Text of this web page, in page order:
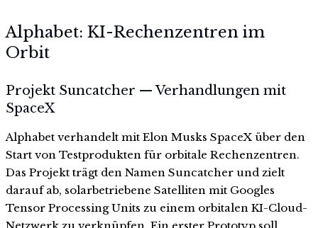
Alphabet: KI-Rechenzentren im
Orbit
Projekt Suncatcher — Verhandlungen mit
SpaceX
Alphabet verhandelt mit Elon Musks SpaceX über den
Start von Testprodukten für orbitale Rechenzentren.
Das Projekt trägt den Namen Suncatcher und zielt
darauf ab, solarbetriebene Satelliten mit Googles
Tensor Processing Units zu einem orbitalen KI-Cloud-